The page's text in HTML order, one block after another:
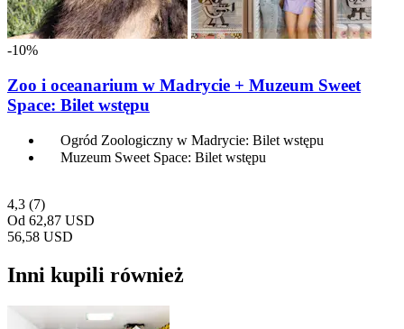
-10%
Zoo i oceanarium w Madrycie + Muzeum Sweet
Space: Bilet wstępu
Ogród Zoologiczny w Madrycie: Bilet wstępu
Muzeum Sweet Space: Bilet wstępu
4,3 (7)
Od 62,87 USD
56,58 USD
Inni kupili również